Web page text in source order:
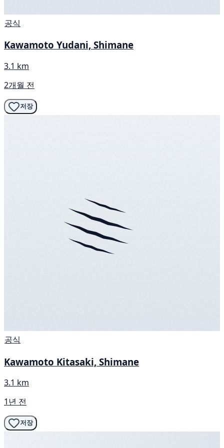
공식
Kawamoto Yudani, Shimane
3.1 km
2개월 전
저장
공식
Kawamoto Kitasaki, Shimane
3.1 km
1년 전
저장